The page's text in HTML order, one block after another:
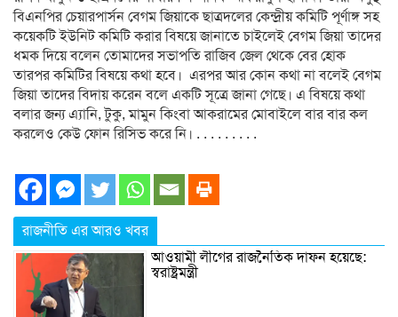
বিএনপির চেয়ারপার্সন বেগম জিয়াকে ছাত্রদলের কেন্দ্রীয় কমিটি পূর্ণাঙ্গ সহ
কয়েকটি ইউনিট কমিটি করার বিষয়ে জানাতে চাইলেই বেগম জিয়া তাদের
ধমক দিয়ে বলেন তোমাদের সভাপতি রাজিব জেল থেকে বের হোক
তারপর কমিটির বিষয়ে কথা হবে। এরপর আর কোন কথা না বলেই বেগম
জিয়া তাদের বিদায় করেন বলে একটি সূত্রে জানা গেছে। এ বিষয়ে কথা
বলার জন্য এ্যানি, টুকু, মামুন কিংবা আকরামের মোবাইলে বার বার কল
করলেও কেউ ফোন রিসিভ করে নি। . . . . . . . . .
রাজনীতি এর আরও খবর
আওয়ামী লীগের রাজনৈতিক দাফন হয়েছে:
স্বরাষ্ট্রমন্ত্রী